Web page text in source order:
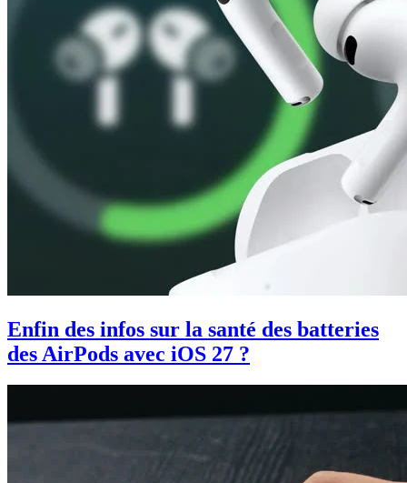
Enfin des infos sur la santé des batteries
des AirPods avec iOS 27 ?